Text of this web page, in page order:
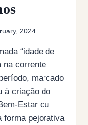
2024
“idade de
na corrente
marcado
à criação do
Estar ou
forma pejorativa